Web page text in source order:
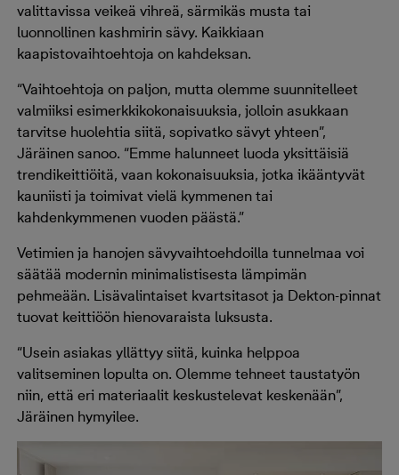
valittavissa veikeä vihreä, särmikäs musta tai
luonnollinen kashmirin sävy. Kaikkiaan
kaapistovaihtoehtoja on kahdeksan.
“Vaihtoehtoja on paljon, mutta olemme suunnitelleet
valmiiksi esimerkkikokonaisuuksia, jolloin asukkaan
tarvitse huolehtia siitä, sopivatko sävyt yhteen”,
Järäinen sanoo. “Emme halunneet luoda yksittäisiä
trendikeittiöitä, vaan kokonaisuuksia, jotka ikääntyvät
kauniisti ja toimivat vielä kymmenen tai
kahdenkymmenen vuoden päästä.”
Vetimien ja hanojen sävyvaihtoehdoilla tunnelmaa voi
säätää modernin minimalistisesta lämpimän
pehmeään. Lisävalintaiset kvartsitasot ja Dekton-pinnat
tuovat keittiöön hienovaraista luksusta.
“Usein asiakas yllättyy siitä, kuinka helppoa
valitseminen lopulta on. Olemme tehneet taustatyön
niin, että eri materiaalit keskustelevat keskenään”,
Järäinen hymyilee.